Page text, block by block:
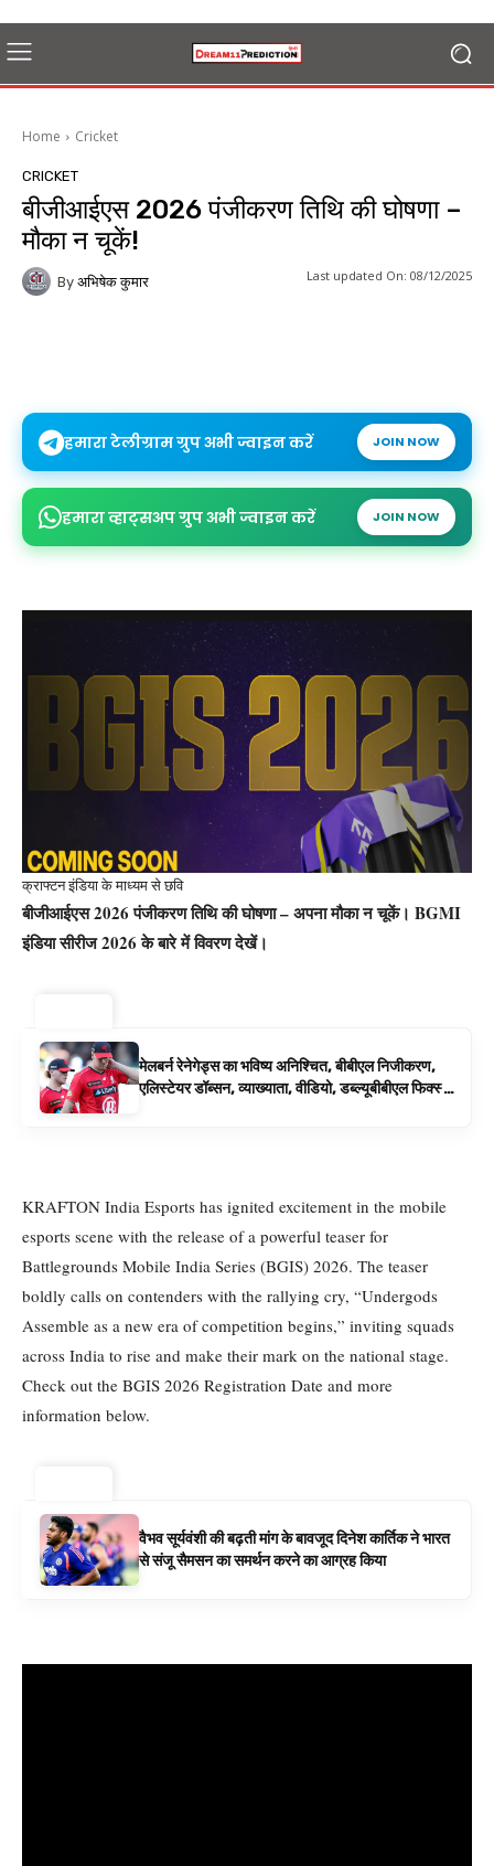
Home Cricket
CRICKET
बीजीआईएस 2026 पंजीकरण तिथि की घोषणा –
मौका न चूकें!
By अभिषेक कुमार Last updated On: 08/12/2025
हमारा टेलीग्राम ग्रुप अभी ज्वाइन करें JOIN NOW
हमारा व्हाट्सअप ग्रुप अभी ज्वाइन करें JOIN NOW
क्राफ्टन इंडिया के माध्यम से छवि
बीजीआईएस 2026 पंजीकरण तिथि की घोषणा – अपना मौका न चूकें। BGMI
इंडिया सीरीज 2026 के बारे में विवरण देखें।
मेलबर्न रेनेगेड्स का भविष्य अनिश्चित, बीबीएल निजीकरण,
एलिस्टेयर डॉब्सन, व्याख्याता, वीडियो, डब्ल्यूबीबीएल फिक्स्चर
KRAFTON India Esports has ignited excitement in the mobile
esports scene with the release of a powerful teaser for
Battlegrounds Mobile India Series (BGIS) 2026. The teaser
boldly calls on contenders with the rallying cry, “Undergods
Assemble as a new era of competition begins,” inviting squads
across India to rise and make their mark on the national stage.
Check out the BGIS 2026 Registration Date and more
information below.
वैभव सूर्यवंशी की बढ़ती मांग के बावजूद दिनेश कार्तिक ने भारत
से संजू सैमसन का समर्थन करने का आग्रह किया